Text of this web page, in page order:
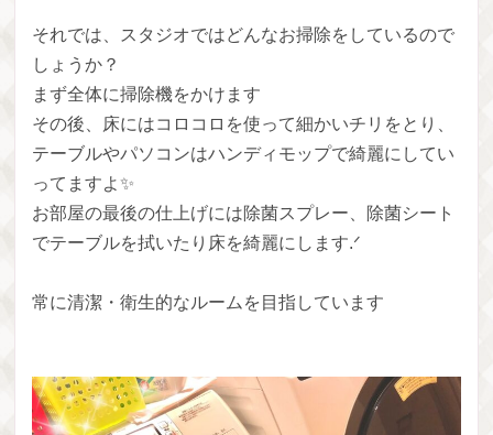
それでは、スタジオではどんなお掃除をしているので
しょうか？
まず全体に掃除機をかけます
その後、床にはコロコロを使って細かいチリをとり、
テーブルやパソコンはハンディモップで綺麗にしてい
ってますよ✨
お部屋の最後の仕上げには除菌スプレー、除菌シート
でテーブルを拭いたり床を綺麗にします.ᐟ
常に清潔・衛生的なルームを目指しています